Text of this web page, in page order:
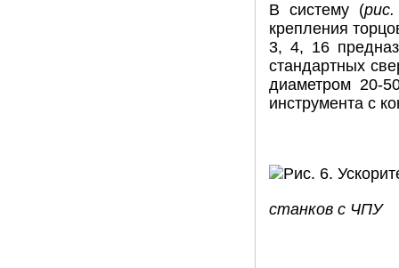
В систему (
крепления
3, 4, 16
стандартных
диаметром 20-
инструмента с
станков с ЧПУ